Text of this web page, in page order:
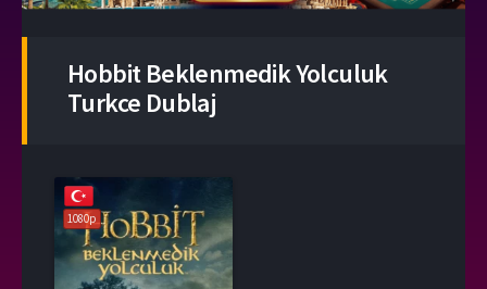
Hobbit Beklenmedik Yolculuk
Turkce Dublaj
1080p